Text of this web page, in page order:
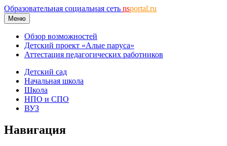
Образовательная социальная сеть nsportal.ru
Меню
Обзор возможностей
Детский проект «Алые паруса»
Аттестация педагогических работников
Детский сад
Начальная школа
Школа
НПО и СПО
ВУЗ
Навигация